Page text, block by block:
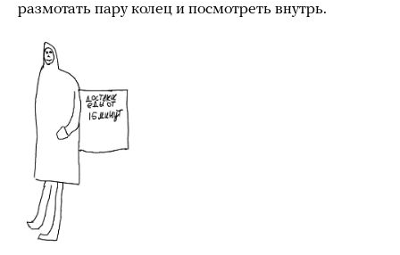
размотать пару колец и посмотреть внутрь.